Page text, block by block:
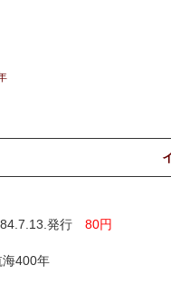
発行 80円